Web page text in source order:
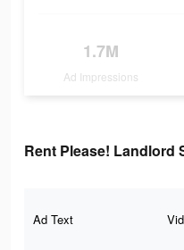
1.7M
Ad Impressions
Rent Please! Landlord
Ad Text